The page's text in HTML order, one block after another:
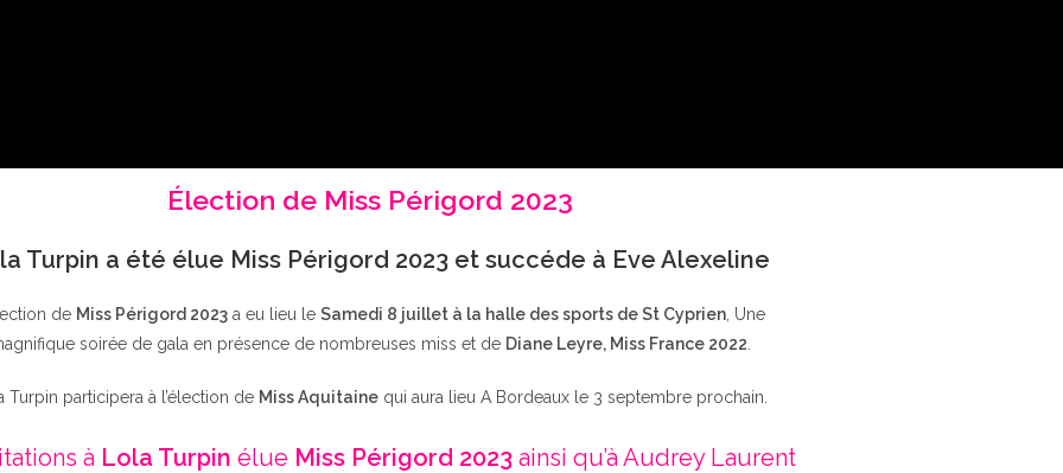
Élection de Miss Périgord 2023
Turpin a été élue Miss Périgord 2023 et succéde à Eve Alexeline
de Miss Périgord 2023a eu lieu le Samedi 8 juillet à la halle des sports de St Cyprien, Une
soirée de gala en présence de nombreuses miss et de Diane Leyre, Miss France 2022
Turpin participera à l’élection de Miss Aquitaine qui aura lieu A Bordeaux le 3 septembre prochain.
à Lola Turpin élue Miss Périgord 2023ainsi qu’à Audrey Laurent